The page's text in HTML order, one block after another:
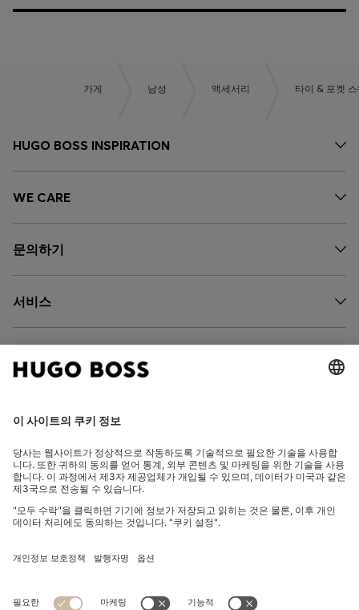
가게 남성 액세서리 타이 & 포켓
HUGO BOSS INSPIRATION
WE CARE
문의하기
서비스
국가 변경: